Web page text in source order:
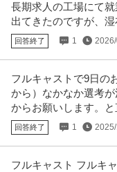
長期求人の工場にて
出てきたのですが、
回答終了 1
フルキャストで9日の
から）なかなか選考
からお願いします。
回答終了 1
フルキャスト フルキ